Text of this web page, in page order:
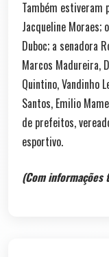
Também estiveram
Jacqueline Moraes;
Duboc; a senadora
Marcos Madureira,
Quintino, Vandinho
Santos, Emilio
de prefeitos,
esportivo.
(Com informações